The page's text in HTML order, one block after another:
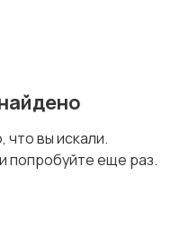
что вы искали.
попробуйте еще раз.